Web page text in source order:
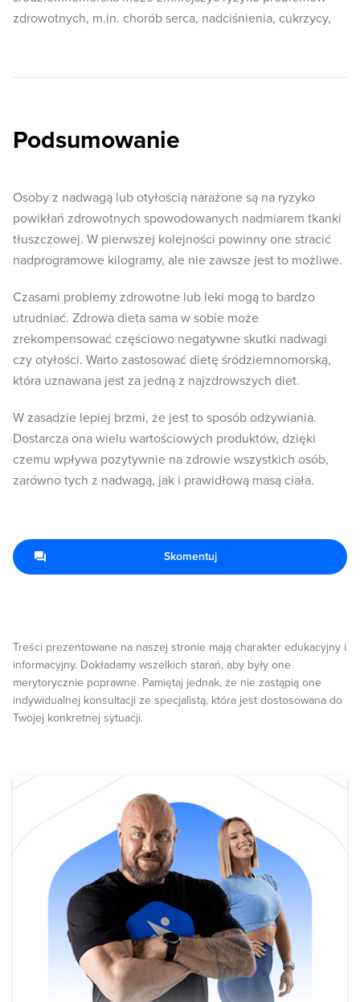
zdrowotnych, m.in. chorób serca, nadciśnienia, cukrzycy,
Podsumowanie
Osoby z nadwagą lub otyłością narażone są na ryzyko
powikłań zdrowotnych spowodowanych nadmiarem tkanki
tłuszczowej. W pierwszej kolejności powinny one stracić
nadprogramowe kilogramy, ale nie zawsze jest to możliwe.
Czasami problemy zdrowotne lub leki mogą to bardzo
utrudniać. Zdrowa dieta sama w sobie może
zrekompensować częściowo negatywne skutki nadwagi
czy otyłości. Warto zastosować dietę śródziemnomorską,
która uznawana jest za jedną z najzdrowszych diet.
W zasadzie lepiej brzmi, że jest to sposób odżywiania.
Dostarcza ona wielu wartościowych produktów, dzięki
czemu wpływa pozytywnie na zdrowie wszystkich osób,
zarówno tych z nadwagą, jak i prawidłową masą ciała.
Treści prezentowane na naszej stronie mają charakter edukacyjny i
informacyjny. Dokładamy wszelkich starań, aby były one
merytorycznie poprawne. Pamiętaj jednak, że nie zastąpią one
indywidualnej konsultacji ze specjalistą, która jest dostosowana do
Twojej konkretnej sytuacji.
Skomentuj